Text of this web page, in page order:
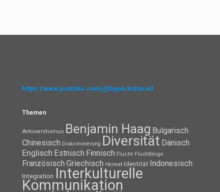
https://www.youtube.com/@hyperkulturell
Themen
Antisemitismus Benjamin Haag Bulgarisch
Chinesisch Diskriminierung Diversität Dänisch
Englisch Estnisch Finnisch Flucht Flüchtlinge
Französisch Griechisch Heimat Identität Indonesisch
Integration Interkulturelle
Kommunikation